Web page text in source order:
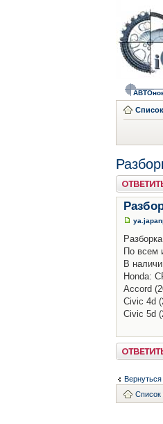
Ответить
По всем
В
Honda:
Accord
Civic 4d
Civic 5d
Ответить